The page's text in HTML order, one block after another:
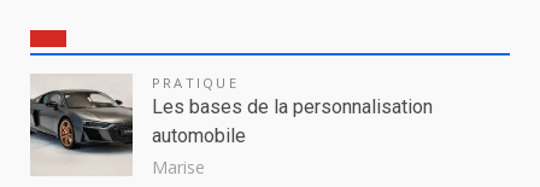
PRATIQUE
Les bases de la personnalisation
automobile
Marise